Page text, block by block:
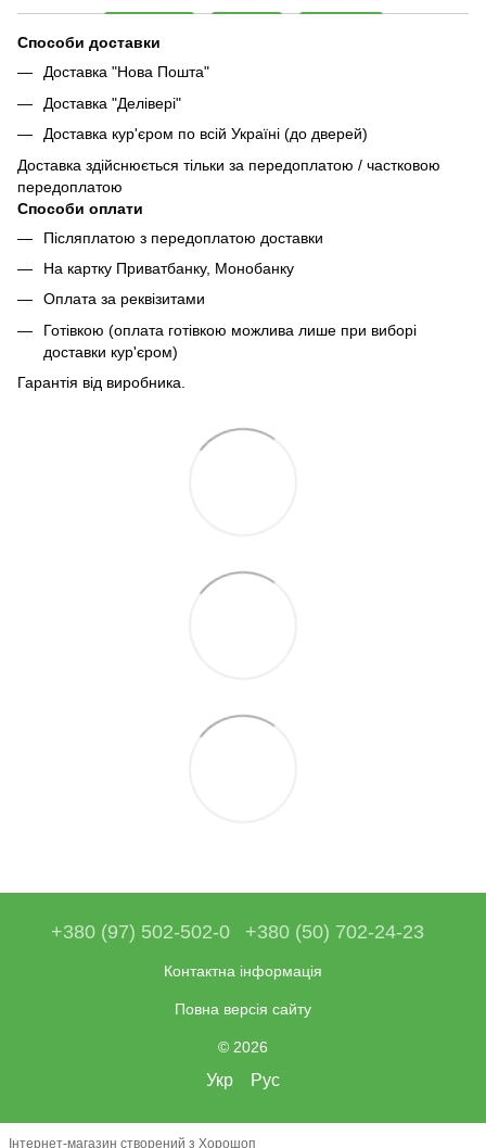
Способи доставки
Доставка "Нова Пошта"
Доставка "Делівері"
Доставка кур'єром по всій Україні (до дверей)
Доставка здійснюється тільки за передоплатою / частковою
передоплатою
Способи оплати
Післяплатою з передоплатою доставки
На картку Приватбанку, Монобанку
Оплата за реквізитами
Готівкою (оплата готівкою можлива лише при виборі
доставки кур'єром)
Гарантія від виробника.
+380 (97) 502-502-0 +380 (50) 702-24-23
Контактна інформація
Повна версія сайту
© 2026
Укр Рус
Інтернет-магазин створений з Хорошоп